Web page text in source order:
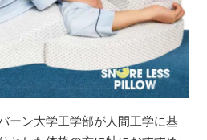
ーン大学工学部が人間工学に基